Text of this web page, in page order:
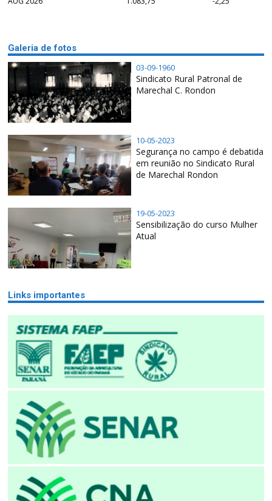
Galeria de fotos
03-09-1960
Sindicato Rural Patronal de
Marechal C. Rondon
10-05-2023
Segurança no campo é debatida
em reunião no Sindicato Rural
de Marechal Rondon
19-05-2023
Sensibilização do curso Mulher
Atual
Links importantes